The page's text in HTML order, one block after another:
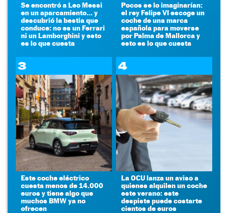
Se encontró a Leo Messi
en un aparcamiento... y
descubrió la bestia que
conduce: no es un Ferrari
ni un Lamborghini y esto
es lo que cuesta
Pocos se lo imaginarían:
el rey Felipe VI escoge un
coche de una marca
española para moverse
por Palma de Mallorca y
esto es lo que cuesta
3
Este coche eléctrico
cuesta menos de 14.000
euros y tiene algo que
muchos BMW ya no
ofrecen
4
La OCU lanza un aviso a
quienes alquilen un coche
este verano: este
despiste puede costarte
cientos de euros